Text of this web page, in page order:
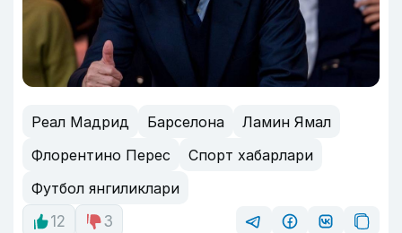
Реал Мадрид Барселона
Ламин Ямал
Флорентино Перес
Спорт хабарлари
Футбол янгиликлари
12
3